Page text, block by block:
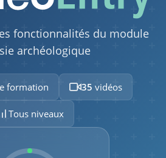
fonctionnalités du module
archéologique
formation 35 vidéos
Tous niveaux
du module photo